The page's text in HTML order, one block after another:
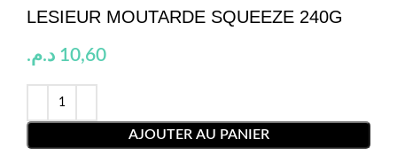
LESIEUR MOUTARDE SQUEEZE 240G
10,60 د.م.
AJOUTER AU PANIER